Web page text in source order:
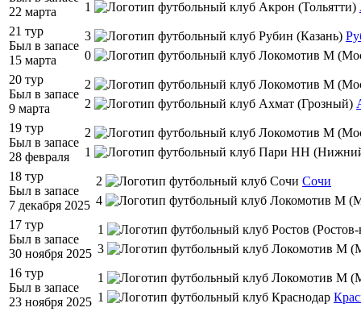
22 марта
1
21 тур
Был в запасе
15 марта
3
0
20 тур
Был в запасе
9 марта
2
2
19 тур
Был в запасе
28 февраля
2
1
18 тур
Был в запасе
7 декабря 2025
2
Сочи
4
17 тур
Был в запасе
30 ноября 2025
1
3
16 тур
Был в запасе
23 ноября 2025
1
1